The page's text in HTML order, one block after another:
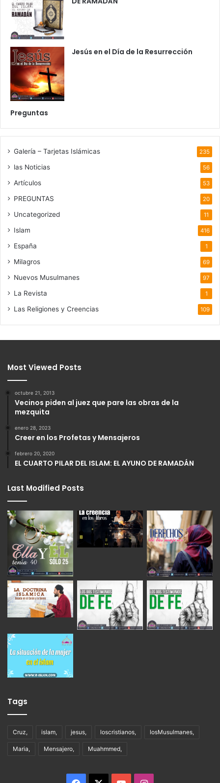
Jesús en el Día de la Resurrección
Preguntas
Galería – Tarjetas Islámicas 235
las Noticias 56
Artículos 53
PREGUNTAS 20
Uncategorized 11
Islam 416
España 1
Milagros 69
Nuevos Musulmanes 97
La Revista 1
Las Religiones y Creencias 109
Most Viewed Posts
octubre 21, 2013
Vecinos piden al juez que pare las obras de la
mezquita
enero 28, 2023
Creer en los Profetas y Mensajeros
febrero 20, 2020
EL CUARTO PILAR DEL ISLAM: EL AYUNO DE RAMADÁN
Last Modified Posts
Tags
Cruz, islam, jesus, loscristianos, losMusulmanes,
Maria, Mensajero, Muahmmed,